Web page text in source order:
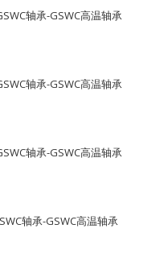
轴承-GSWC高温轴承
轴承-GSWC高温轴承
轴承-GSWC高温轴承
轴承-GSWC高温轴承